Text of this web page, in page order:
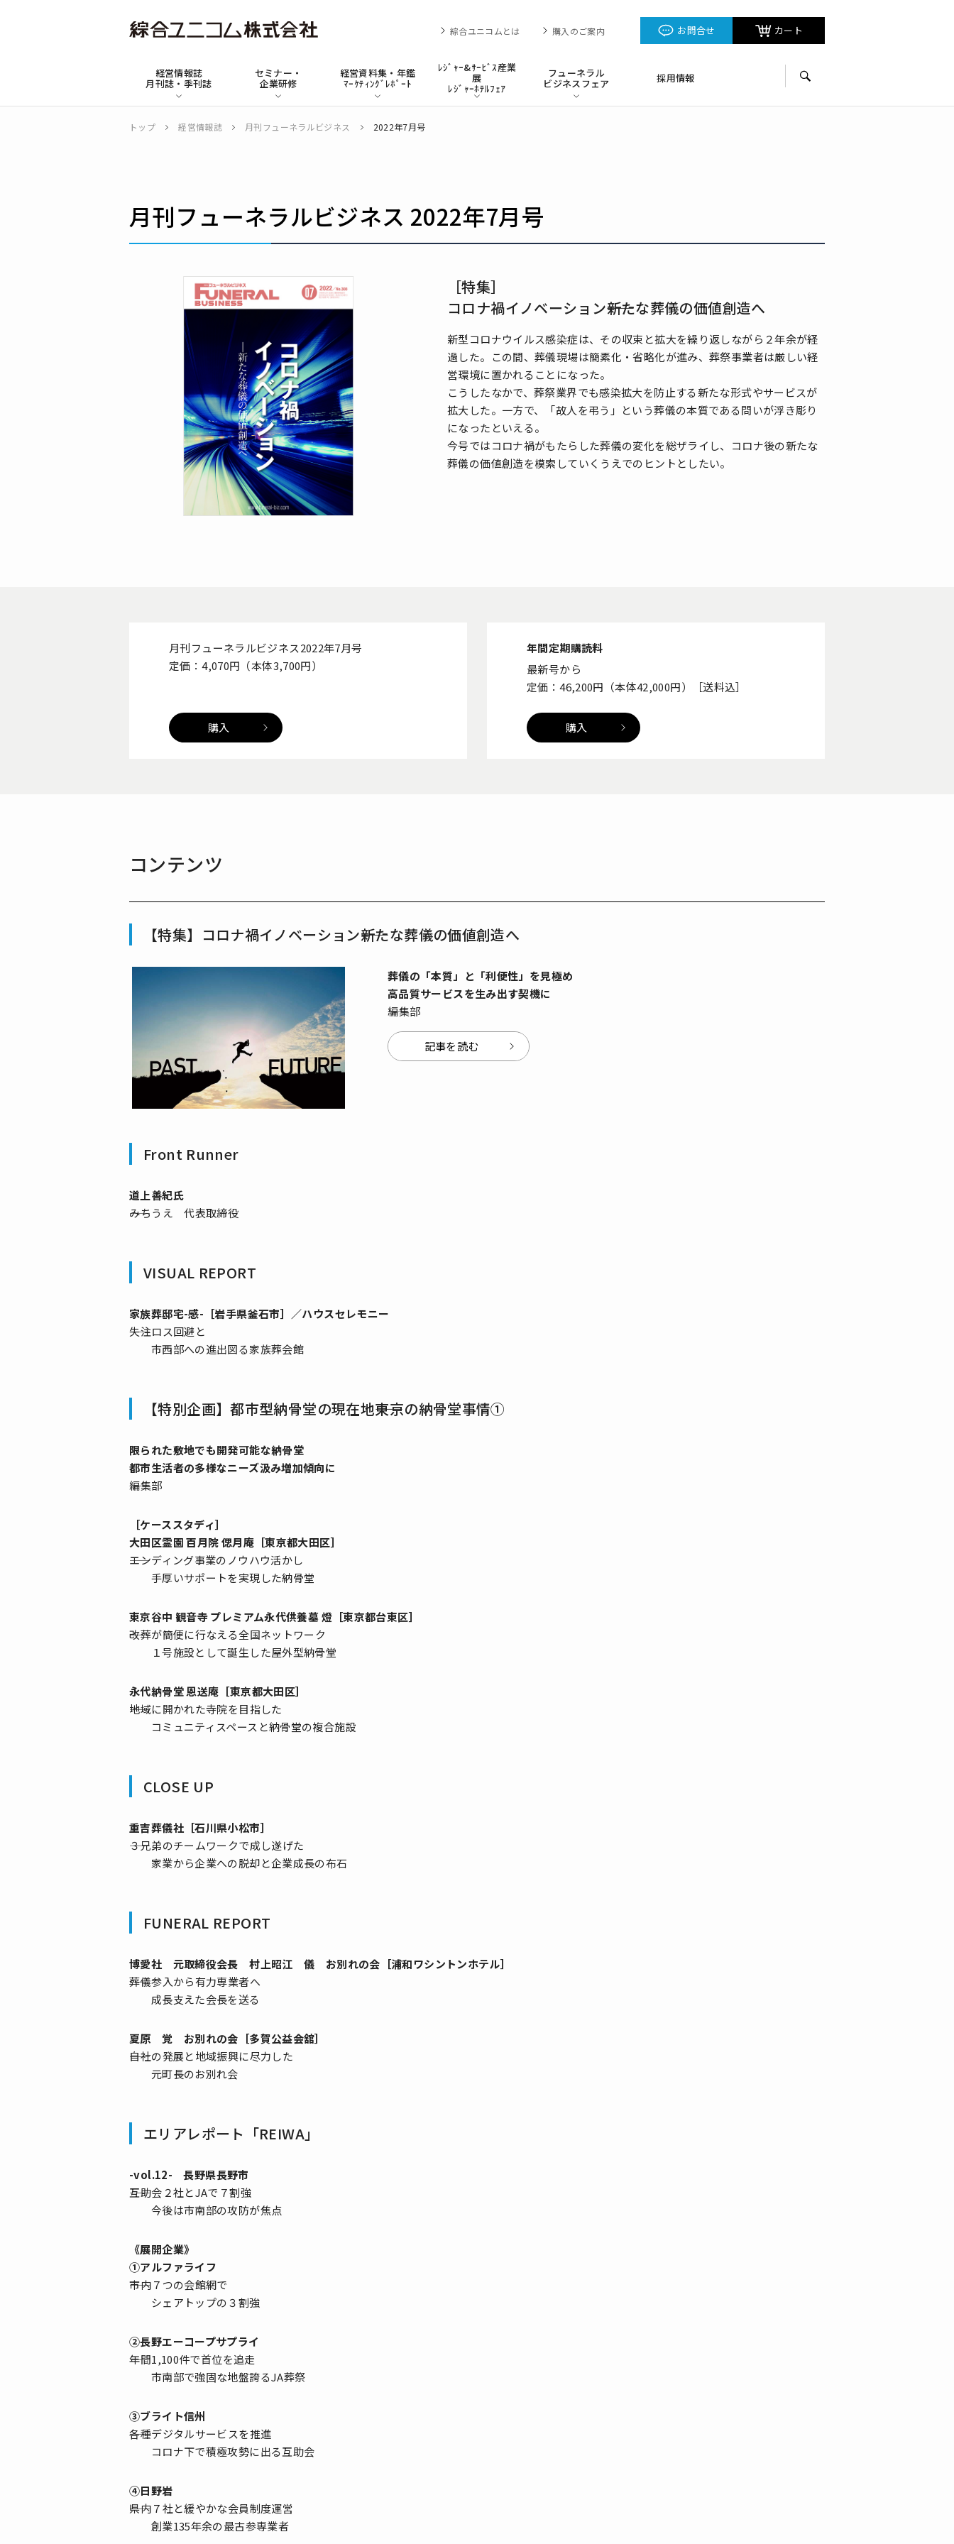
ム
経営情報誌
月刊誌・季刊誌
セミナー・
企業研修
経営資料集・年鑑
ﾏｰｹﾃｨﾝｸﾞﾚﾎﾟｰﾄ
ﾚｼﾞｬｰ&ｻｰﾋﾞｽ産業
展
ﾚｼﾞｬｰﾎﾃﾙﾌｪｱ
フューネラル
ビジネスフェア 採用情報
お問合せ カート
綜合ユニコムとは 購入のご案内
トップ 経営情報誌 月刊フューネラルビジネス 2022年7月号
月刊フューネラルビジネス 2022年7月号
［特集］
コロナ禍イノベーション――新たな葬儀の価値創造へ
新型コロナウイルス感染症は、その収束と拡大を繰り返しながら２年余が経
過した。この間、葬儀現場は簡素化・省略化が進み、葬祭事業者は厳しい経
営環境に置かれることになった。
こうしたなかで、葬祭業界でも感染拡大を防止する新たな形式やサービスが
拡大した。一方で、「故人を弔う」という葬儀の本質である問いが浮き彫り
になったといえる。
今号ではコロナ禍がもたらした葬儀の変化を総ザライし、コロナ後の新たな
葬儀の価値創造を模索していくうえでのヒントとしたい。
月刊フューネラルビジネス2022年7月号
定価：4,070円（本体3,700円）
購入
年間定期購読料
最新号から
定価：46,200円（本体42,000円）［送料込］
購入
コンテンツ
【特集】コロナ禍イノベーション――新たな葬儀の価値創造へ
葬儀の「本質」と「利便性」を見極め
高品質サービスを生み出す契機に
――編集部
記事を読む
Front Runner
道上善紀氏
――みちうえ 代表取締役
VISUAL REPORT
家族葬邸宅-感-［岩手県釜石市］／ハウスセレモニー
――失注ロス回避と
市西部への進出図る家族葬会館
【特別企画】都市型納骨堂の現在地――東京の納骨堂事情①
限られた敷地でも開発可能な納骨堂
都市生活者の多様なニーズ汲み増加傾向に
――編集部
［ケーススタディ］
大田区霊園 百月院 偲月庵［東京都大田区］
――エンディング事業のノウハウ活かし
手厚いサポートを実現した納骨堂
東京谷中 観音寺 プレミアム永代供養墓 燈［東京都台東区］
――改葬が簡便に行なえる全国ネットワーク
１号施設として誕生した屋外型納骨堂
永代納骨堂 恩送庵［東京都大田区］
――地域に開かれた寺院を目指した
コミュニティスペースと納骨堂の複合施設
CLOSE UP
重吉葬儀社［石川県小松市］
――３兄弟のチームワークで成し遂げた
家業から企業への脱却と企業成長の布石
FUNERAL REPORT
博愛社 元取締役会長 村上昭江 儀 お別れの会［浦和ワシントンホテル］
――葬儀参入から有力専業者へ
成長支えた会長を送る
夏原 覚 お別れの会［多賀公益会舘］
――自社の発展と地域振興に尽力した
元町長のお別れ会
エリアレポート「REIWA」
-vol.12- 長野県長野市
――互助会２社とJAで７割強
今後は市南部の攻防が焦点
《展開企業》
①アルファライフ
――市内７つの会館網で
シェアトップの３割強
②長野エーコープサプライ
――年間1,100件で首位を追走
市南部で強固な地盤誇るJA葬祭
③ブライト信州
――各種デジタルサービスを推進
コロナ下で積極攻勢に出る互助会
④日野岩
――県内７社と緩やかな会員制度運営
創業135年余の最古参専業者